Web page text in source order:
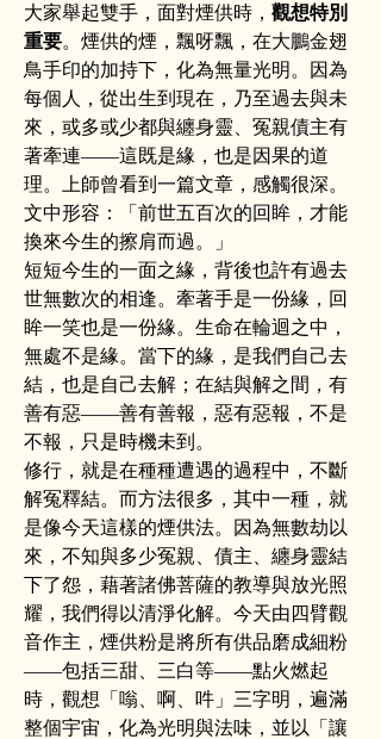
大家舉起雙手，面對煙供時， 觀想特別
重要。煙供的煙，飄呀飄，在大鵬金翅
鳥手印的加持下，化為無量光明。因為
每個人，從出生到現在，乃至過去與未
來，或多或少都與纏身靈、冤親債主有
著牽連——這既是緣，也是因果的道
理。上師曾看到一篇文章，感觸很深。
文中形容：「前世五百次的回眸，才能
換來今生的擦肩而過。」
短短今生的一面之緣，背後也許有過去
世無數次的相逢。牽著手是一份緣，回
眸一笑也是一份緣。生命在輪迴之中，
無處不是緣。當下的緣，是我們自己去
結，也是自己去解；在結與解之間，有
善有惡——善有善報，惡有惡報，不是
不報，只是時機未到。
修行，就是在種種遭遇的過程中，不斷
解冤釋結。而方法很多，其中一種，就
是像今天這樣的煙供法。因為無數劫以
來，不知與多少冤親、債主、纏身靈結
下了怨，藉著諸佛菩薩的教導與放光照
耀，我們得以清淨化解。今天由四臂觀
音作主，煙供粉是將所有供品磨成細粉
——包括三甜、三白等——點火燃起
時，觀想「嗡、啊、吽」三字明，遍滿
整個宇宙，化為光明與法味，並以「讓